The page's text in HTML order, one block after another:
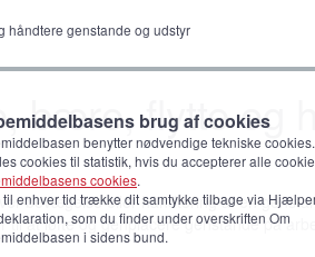
genstande og udstyr
bære, flytte og
bevægelse eller håndtering af en
til at løfte og genplacere genstande på
brug af cookies
benytter nødvendige tekniske
cookies til statistik, hvis du accepterer alle
cookies.
til enhver tid trække dit samtykke tilbage via
som du finder under overskriften Om
i sidens bund.